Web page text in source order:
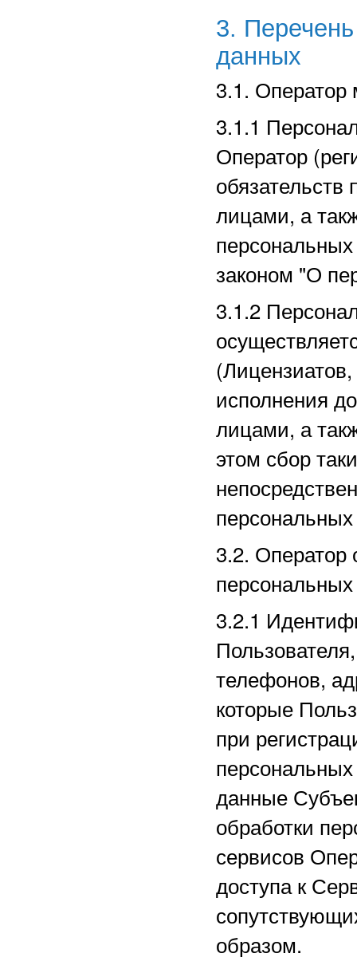
3.
данных
3.1. Оператор
3.1.1
Оператор
лицами, а
законом "О
3.1.2
исполнения
лицами, а
этом сбор
3.2. Оператор
3.2.1
телефонов,
которые
при
данные
обработки
сервисов
доступа к
образом.